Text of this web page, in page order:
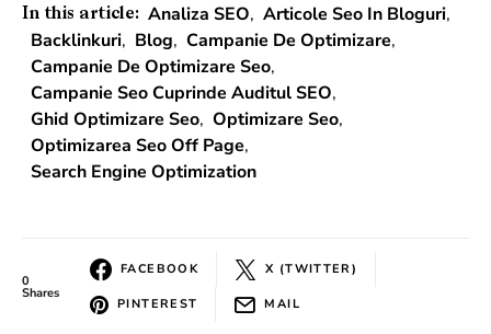
In this article: Analiza SEO, Articole Seo In Bloguri,
Backlinkuri, Blog, Campanie De Optimizare,
Campanie De Optimizare Seo,
Campanie Seo Cuprinde Auditul SEO,
Ghid Optimizare Seo, Optimizare Seo,
Optimizarea Seo Off Page,
Search Engine Optimization
0
Shares
FACEBOOK X (TWITTER)
PINTEREST MAIL